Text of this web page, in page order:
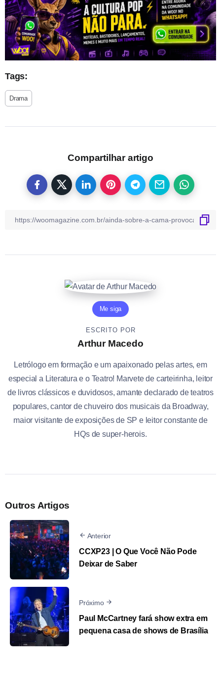
Tags:
Drama
Compartilhar artigo
Me siga
ESCRITO POR
Arthur Macedo
Letrólogo em formação e um apaixonado pelas artes, em
especial a Literatura e o Teatro! Marvete de carteirinha, leitor
de livros clássicos e duvidosos, amante declarado de teatros
populares, cantor de chuveiro dos musicais da Broadway,
maior visitante de exposições de SP e leitor constante de
HQs de super-herois.
Outros Artigos
Anterior
CCXP23 | O Que Você Não Pode
Deixar de Saber
Próximo
Paul McCartney fará show extra em
pequena casa de shows de Brasília